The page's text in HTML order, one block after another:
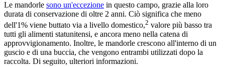
Le mandorle sono un'eccezione in questo campo, grazie alla loro
durata di conservazione di oltre 2 anni. Ciò significa che meno
dell'1% viene buttato via a livello domestico,2 valore più basso tra
tutti gli alimenti statunitensi, e ancora meno nella catena di
approvvigionamento. Inoltre, le mandorle crescono all'interno di un
guscio e di una buccia, che vengono entrambi utilizzati dopo la
raccolta. Di seguito, ulteriori informazioni.